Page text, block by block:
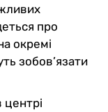
про
окремі
зобов’язати